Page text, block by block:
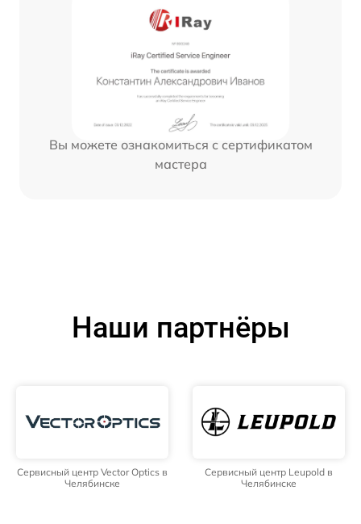
Вы можете ознакомиться с сертификатом
мастера
Наши партнёры
Сервисный центр Vector Optics в
Челябинске
Сервисный центр Leupold в
Челябинске